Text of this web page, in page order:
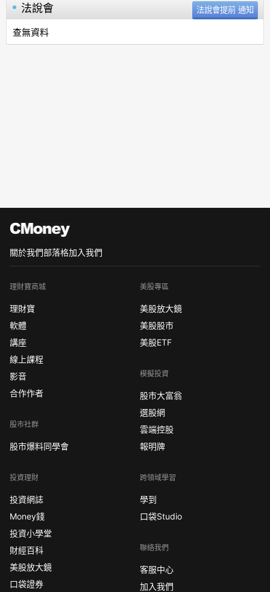
法說會
查無資料
關於我們部落格加入我們
理財寶商城
理財寶
軟體
講座
線上課程
影音
合作作者
股市社群
股市爆料同學會
投資理財
投資網誌
Money錢
投資小學堂
財經百科
美股放大鏡
口袋證券
美股專區
美股放大鏡
美股股市
美股ETF
模擬投資
股市大富翁
選股網
雲端控股
報明牌
跨領域學習
學到
口袋Studio
聯絡我們
客服中心
加入我們